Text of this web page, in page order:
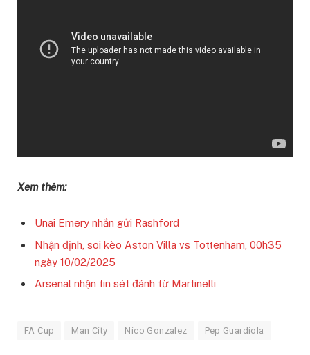
Xem thêm:
Unai Emery nhắn gửi Rashford
Nhận định, soi kèo Aston Villa vs Tottenham, 00h35
ngày 10/02/2025
Arsenal nhận tin sét đánh từ Martinelli
FA Cup Man City Nico Gonzalez Pep Guardiola